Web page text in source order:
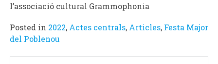
l’associació cultural Grammophonia
Posted in 2022, Actes centrals, Articles, Festa Major
del Poblenou